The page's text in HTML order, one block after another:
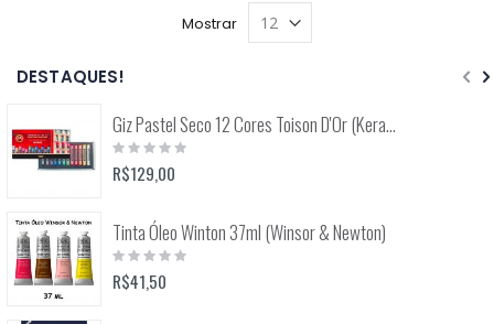
Mostrar
DESTAQUES!
Giz Pastel Seco 12 Cores Toison D'Or (Keramik) 8512
Rating:
0%
R$129,00
Tinta Óleo Winton 37ml (Winsor & Newton)
Rating:
0%
R$41,50